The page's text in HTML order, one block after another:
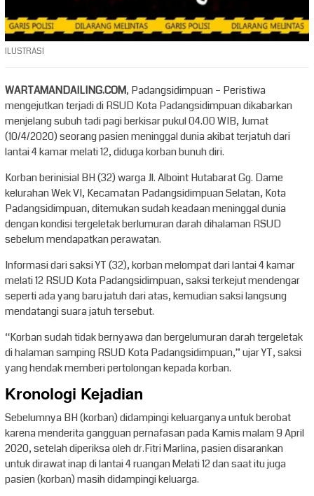
ILUSTRASI
WARTAMANDAILING.COM, Padangsidimpuan – Peristiwa
mengejutkan terjadi di RSUD Kota Padangsidimpuan dikabarkan
menjelang subuh tadi pagi berkisar pukul 04.00 WIB, Jumat
(10/4/2020) seorang pasien meninggal dunia akibat terjatuh dari
lantai 4 kamar melati 12, diduga korban bunuh diri.
Korban berinisial BH (32) warga Jl. Alboint Hutabarat Gg. Dame
kelurahan Wek VI, Kecamatan Padangsidimpuan Selatan, Kota
Padangsidimpuan, ditemukan sudah keadaan meninggal dunia
dengan kondisi tergeletak berlumuran darah dihalaman RSUD
sebelum mendapatkan perawatan.
Informasi dari saksi YT (32), korban melompat dari lantai 4 kamar
melati 12 RSUD Kota Padangsidimpuan, saksi terkejut mendengar
seperti ada yang baru jatuh dari atas, kemudian saksi langsung
mendatangi suara jatuh tersebut.
“Korban sudah tidak bernyawa dan bergelumuran darah tergeletak
di halaman samping RSUD Kota Padangsidimpuan,” ujar YT, saksi
yang hendak memberi pertolongan kepada korban.
Kronologi Kejadian
Sebelumnya BH (korban) didampingi keluarganya untuk berobat
karena menderita gangguan pernafasan pada Kamis malam 9 April
2020, setelah diperiksa oleh dr.Fitri Marlina, pasien disarankan
untuk dirawat inap di lantai 4 ruangan Melati 12 dan saat itu juga
pasien (korban) masih didampingi keluarga.